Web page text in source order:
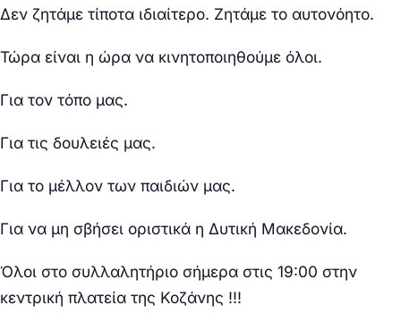
Δεν ζητάμε τίποτα ιδιαίτερο. Ζητάμε το αυτονόητο.
Τώρα είναι η ώρα να κινητοποιηθούμε όλοι.
Για τον τόπο μας.
Για τις δουλειές μας.
Για το μέλλον των παιδιών μας.
Για να μη σβήσει οριστικά η Δυτική Μακεδονία.
Όλοι στο συλλαλητήριο σήμερα στις 19:00 στην
κεντρική πλατεία της Κοζάνης !!!